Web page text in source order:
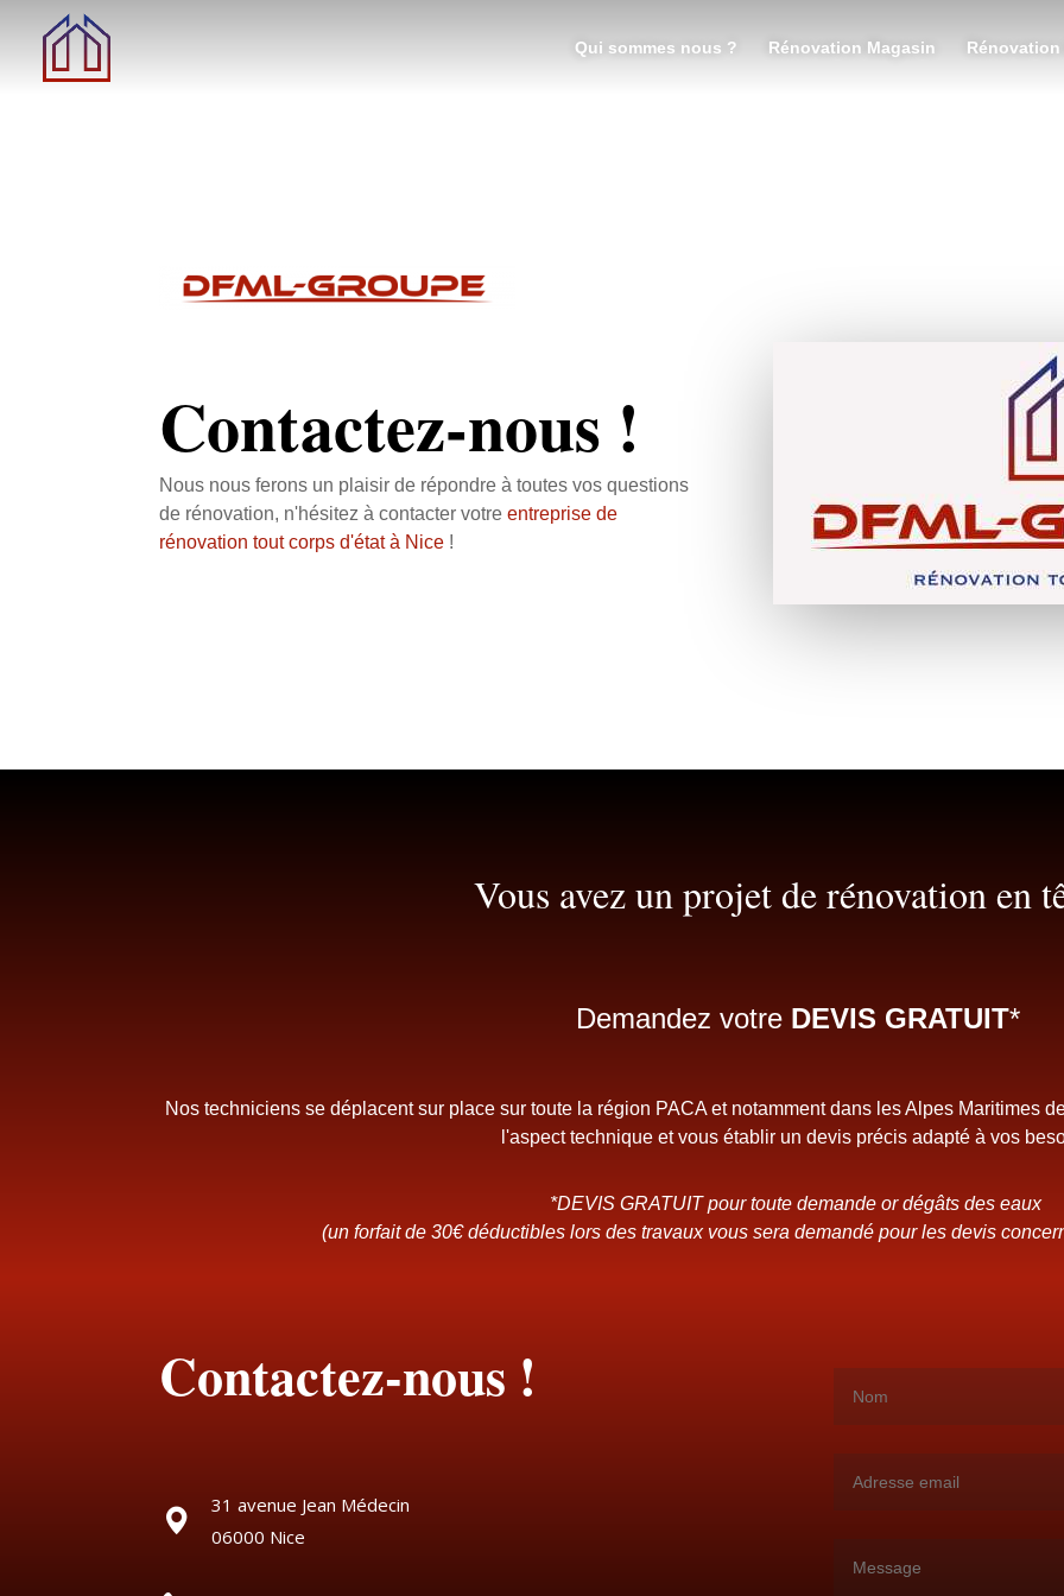
Qui sommes nous ? Rénovation Magasin
Contactez-nous !
Nous nous ferons un plaisir de répondre à toutes vos questions
de rénovation, n'hésitez à contacter votreentreprise de
rénovation tout corps d'état à Nice !
Vous avez un projet de rénovation en
Demandez votre DEVIS GRATUIT*
Nos techniciens se déplacent sur place sur toute la région PACA et notamment dans les Alpes Maritimes
l'aspect technique et vous établir un devis précis adapté à vos
*DEVIS GRATUIT pour toute demande or dégâts des eaux
(un forfait de 30€ déductibles lors des travaux vous sera demandé pour les devis
Contactez-nous !
31 avenue Jean Médecin
06000 Nice
Panneau de gestion des cookies